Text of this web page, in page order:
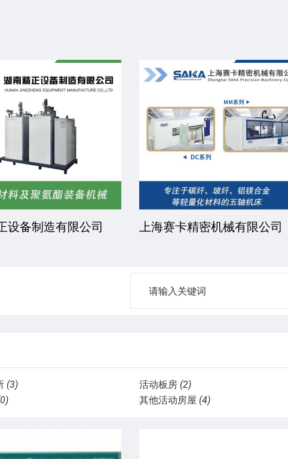
文化工有限公司 安徽金骏复合材料有限公司
(3) 活动板房 (2)
其他活动房屋 (4)